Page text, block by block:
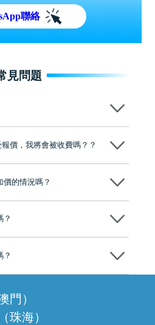
聯絡
見問題
」，是諾貝爾種植系統全球放心植牙中
區的顧客，受到粵港澳大灣區及周邊城
問題都可以隨時預約免費咨詢，讓人十
價，我將會被收費嗎？？
價的情況嗎？
？
轉算收取費用，而匯率會及時告知客人
？
門）
珠海）